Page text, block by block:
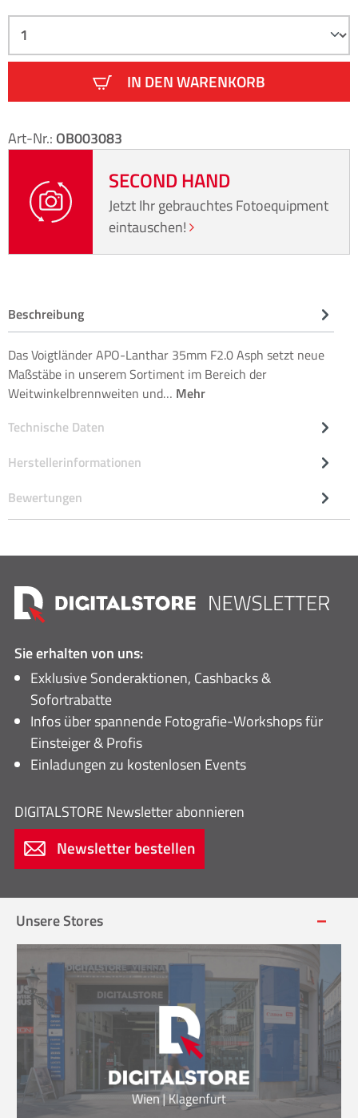
IN DEN WARENKORB
Art-Nr.: OB003083
SECOND HAND
Jetzt Ihr gebrauchtes Fotoequipment
eintauschen!
Beschreibung
Das Voigtländer APO-Lanthar 35mm F2.0 Asph setzt neue
Maßstäbe in unserem Sortiment im Bereich der
Weitwinkelbrennweiten und… Mehr
Technische Daten
Herstellerinformationen
Bewertungen
Sie erhalten von uns:
Exklusive Sonderaktionen, Cashbacks &
Sofortrabatte
Infos über spannende Fotografie-Workshops für
Einsteiger & Profis
Einladungen zu kostenlosen Events
DIGITALSTORE Newsletter abonnieren
Newsletter bestellen
Unsere Stores